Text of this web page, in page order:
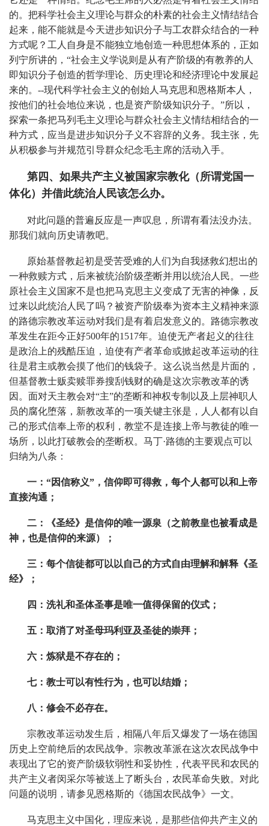
的。把科学社会主义理论与群众的朴素的社会主义情结结合
起来，能不能就是今天进步知识分子与工农群众结合的一种
方式呢？工人自身是不能独立地创造一种思想体系的，正如
列宁所讲的，“社会主义学说则是从有产阶级的有教养的人
即知识分子创造的哲学理论、历史理论和经济理论中发展起
来的。--现代科学社会主义的创始人马克思和恩格斯本人，
按他们的社会地位来说，也是资产阶级知识分子。”所以，
探索一条把马列毛主义理论与群众社会主义情结相结合的一
种方式，应当是进步知识分子义不容辞的义务。我主张，先
从积极参与并规范引导群众纪念毛主席的活动入手。
第四、如果共产主义被国家宗教化（所谓党国一
体化）并借此统治人民该怎么办。
对此问题的普遍反应是一声叹息，所谓有看法没办法。
那我们就向历史请教吧。
原始基督教起初是受苦受难的人们为自我拯救幻想出的
一种救赎方式，后来被统治阶级垄断并用以统治人民。一些
原社会主义国家不是也把马克思主义变成了无害的神像，反
过来以此统治人民了吗？被资产阶级奉为资本主义精神来源
的路德宗教改革运动对我们是有着启发意义的。路德宗教改
革发生在距今正好500年的1517年。迫使无产者起义的往往
是政治上的残酷压迫，迫使有产者革命或掀起改革运动的往
往是君主或教会摸了他们的钱袋子。这么说当然是片面的，
但基督教士贩卖赎罪券搜刮钱财的确是这次宗教改革的诱
因。面对天主教会对“主”的垄断和神权专制以及上层神职人
员的腐化堕落，新教改革的一项关键主张是，人人都有以自
己的形式信奉上帝的权利，教堂不是连接上帝与教徒的唯一
场所，以此打破教会的垄断权。马丁·路德的主要观点可以
归纳为八条：
一：“因信称义”，信仰即可得救，每个人都可以和上帝
直接沟通；
二：《圣经》是信仰的唯一源泉（之前教皇也被看成是
神，也是信仰的来源）；
三：每个信徒都可以以自己的方式自由理解和解释《圣
经》；
四：洗礼和圣体圣事是唯一值得保留的仪式；
五：取消了对圣母玛利亚及圣徒的崇拜；
六：炼狱是不存在的；
七：教士可以有性行为，也可以结婚；
八：修会不必存在。
宗教改革运动发生后，相隔八年后又爆发了一场在德国
历史上空前绝后的农民战争。宗教改革派在这次农民战争中
表现出了它的资产阶级软弱性和妥协性，代表平民和农民的
共产主义者闵采尔等被送上了断头台，农民革命失败。对此
问题的说明，请参见恩格斯的《德国农民战争》一文。
马克思主义中国化，理应来说，是那些信仰共产主义的